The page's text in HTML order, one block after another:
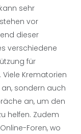
sehr
vor
dieser
verschiedene
für
Krematorien
sondern auch
an, um den
helfen. Zudem
Foren, wo